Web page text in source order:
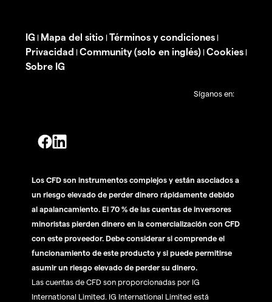
IG | Mapa del sitio | Términos y condiciones |
Privacidad | Community (solo en inglés) | Cookies |
Sobre IG
Síganos en:
Los CFD son instrumentos complejos y están asociados a
un riesgo elevado de perder dinero rápidamente debido
al apalancamiento. El 70 % de las cuentas de inversores
minoristas pierden dinero en la comercialización con CFD
con este proveedor. Debe considerar si comprende el
funcionamiento de este producto y si puede permitirse
asumir un riesgo elevado de perder su dinero.
Las cuentas de CFD son proporcionadas por IG
International Limited. IG International Limited está